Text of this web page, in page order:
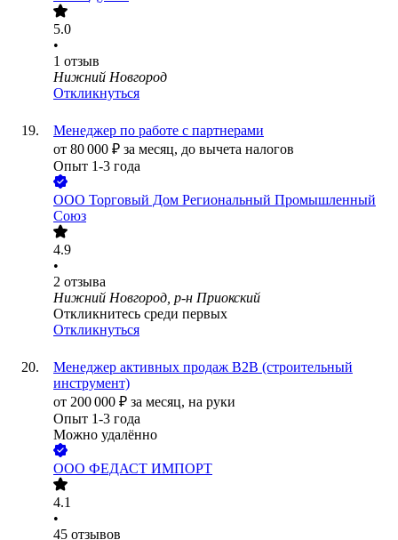
5.0
•
1 отзыв
Нижний Новгород
Откликнуться
Менеджер по работе с партнерами
от 80 000 ₽ за месяц, до вычета налогов
Опыт 1-3 года
ООО Торговый Дом Региональный Промышленный
Союз
4.9
•
2 отзыва
Нижний Новгород, р-н Приокский
Откликнитесь среди первых
Откликнуться
Менеджер активных продаж B2B (строительный
инструмент)
от 200 000 ₽ за месяц, на руки
Опыт 1-3 года
Можно удалённо
ООО ФЕДАСТ ИМПОРТ
4.1
•
45 отзывов